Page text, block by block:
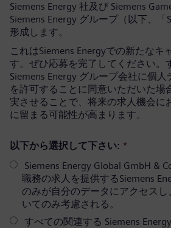
Siemens Energy 社及び Siemens
Siemens Energy グループ（以下、「
形成します。
これはSiemens Energyでの新たなキ
す。ぜひ応募を完了してください。
Siemens Energy グループ会社に個
を許可することに同意いただいた場
実させることで、将来の求人機会に
に留まる可能性が高まります。
以下から選択して下さい: *
Siemens Energy Global GmbH &
職務の求人を提供するSiemens
のみが自分のデータにアクセス
いてのみ考慮される。
すべての関連する Siemens